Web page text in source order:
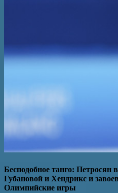
Бесподобное танго: Петросян
Губановой и Хендрикс и
Олимпийские игры